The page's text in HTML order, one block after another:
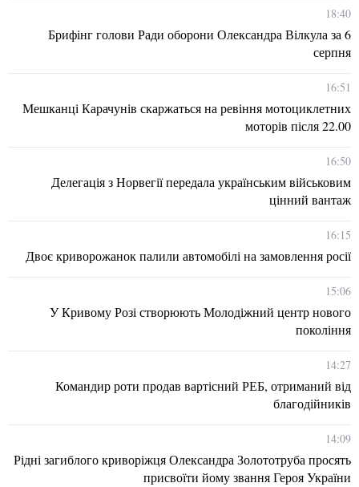
18:40
Брифінг голови Ради оборони Олександра Вілкула за 6
серпня
16:51
Мешканці Карачунів скаржаться на ревіння мотоциклетних
моторів після 22.00
16:50
Делегація з Норвегії передала українським військовим
цінний вантаж
16:15
Двоє криворожанок палили автомобілі на замовлення росії
15:06
У Кривому Розі створюють Молодіжний центр нового
покоління
14:27
Командир роти продав вартісний РЕБ, отриманий від
благодійників
14:09
Рідні загиблого криворіжця Олександра Золототруба просять
присвоїти йому звання Героя України